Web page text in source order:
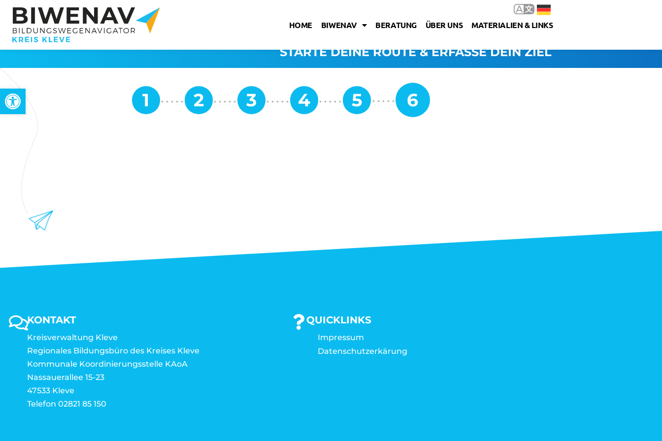
Werkzeugleiste öffnen
HOME BIWENAV BERATUNG ÜBER UNS MATERIALIEN & LINKS
STARTE DEINE ROUTE & ERFASSE DEIN ZIEL
KONTAKT
Kreisverwaltung Kleve
Regionales Bildungsbüro des Kreises Kleve
Kommunale Koordinierungsstelle KAoA
Nassauerallee 15-23
47533 Kleve
Telefon 02821 85 150
QUICKLINKS
Impressum
Datenschutzerkärung